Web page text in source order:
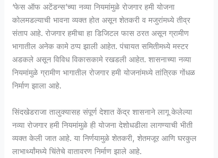
‘फेस ऑफ अटेंडन्स’च्या नव्या नियमांमुळे रोजगार हमी योजना
कोलमडल्याची भावना व्यक्त होत असून शेतकरी व मजुरांमध्ये तीव्र
संताप आहे. रोजगार हमीचा हा डिजिटल फास ठरत असून ग्रामीण
भागातील अनेक कामे ठप्प झाली आहेत. पंचायत समितीमध्ये मस्टर
अडकले असून विविध विकासकामे रखडली आहेत. शासनाच्या नव्या
नियमांमुळे ग्रामीण भागातील रोजगार हमी योजनांमध्ये तांत्रिक गोंधळ
निर्माण झाला आहे.
सिंदखेडराजा तालुक्यासह संपूर्ण देशात केंद्र शासनाने लागू केलेल्या
नव्या रोजगार हमी नियमांमुळे ही योजना देशोधडीला लागण्याची भीती
व्यक्त केली जात आहे. या निर्णयामुळे शेतकरी, शेतमजूर आणि घरकुल
लाभार्थ्यांमध्ये चिंतेचे वातावरण निर्माण झाले आहे.